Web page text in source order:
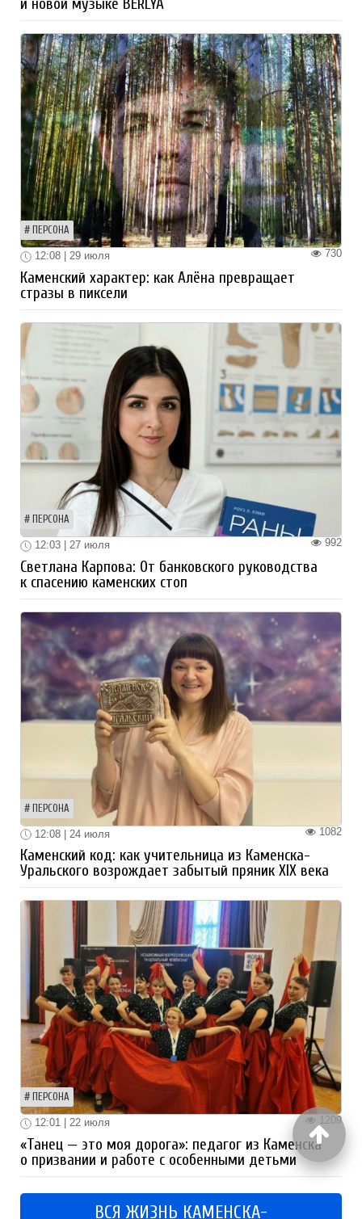
и новой музыке BERLYA
ПЕРСОНА
730
12:08 | 29 июля
Каменский характер: как Алёна превращает
стразы в пиксели
ПЕРСОНА
992
12:03 | 27 июля
Светлана Карпова: От банковского руководства
к спасению каменских стоп
ПЕРСОНА
1082
12:08 | 24 июля
Каменский код: как учительница из Каменска-
Уральского возрождает забытый пряник XIX века
ПЕРСОНА
1209
12:01 | 22 июля
«Танец — это моя дорога»: педагог из Каменска
о призвании и работе с особенными детьми
ВСЯ ЖИЗНЬ КАМЕНСКА-